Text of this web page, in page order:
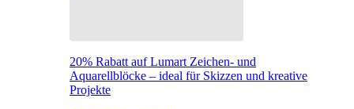
20% Rabatt auf Lumart Zeichen- und
Aquarellblöcke – ideal für Skizzen und kreative
Projekte